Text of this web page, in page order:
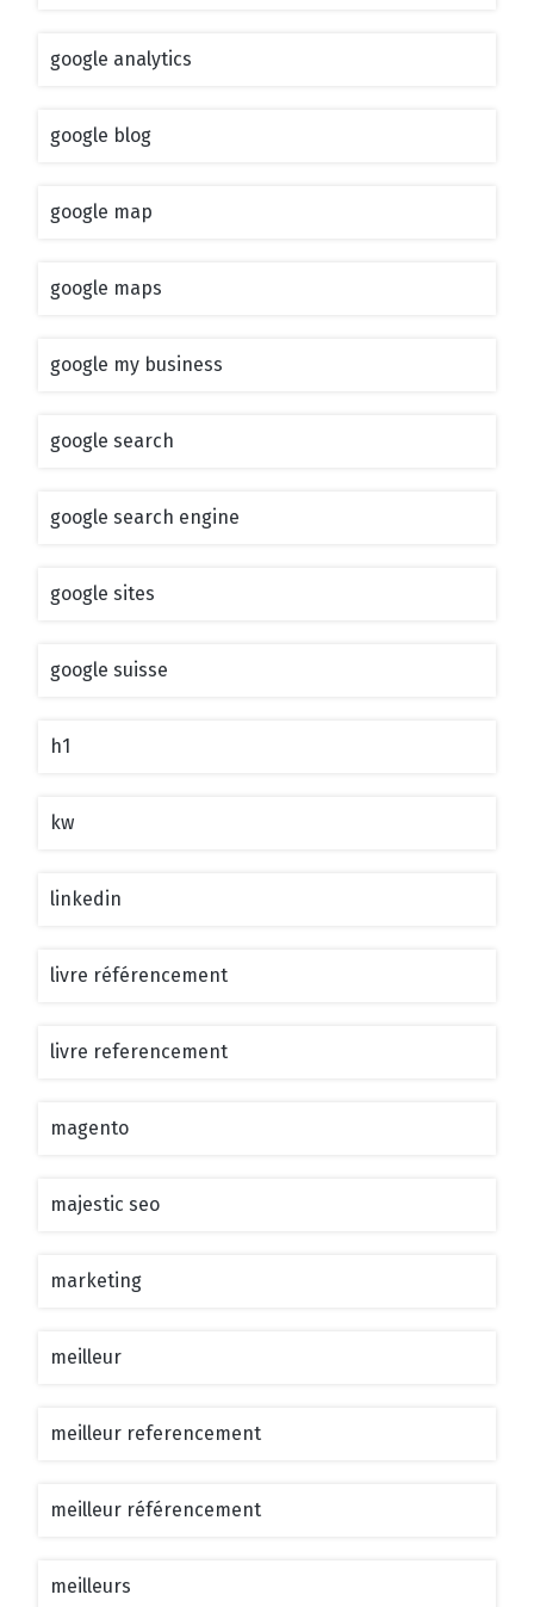
google analytics
google blog
google map
google maps
google my business
google search
google search engine
google sites
google suisse
h1
kw
linkedin
livre référencement
livre referencement
magento
majestic seo
marketing
meilleur
meilleur referencement
meilleur référencement
meilleurs